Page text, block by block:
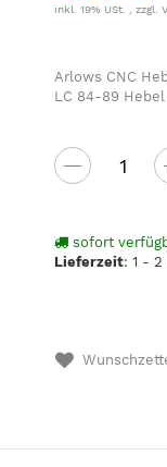
inkl. 19% USt. , zzgl.
Arlows CNC
LC 84-89 Hebel
sofort
Lieferzeit:1 - 2